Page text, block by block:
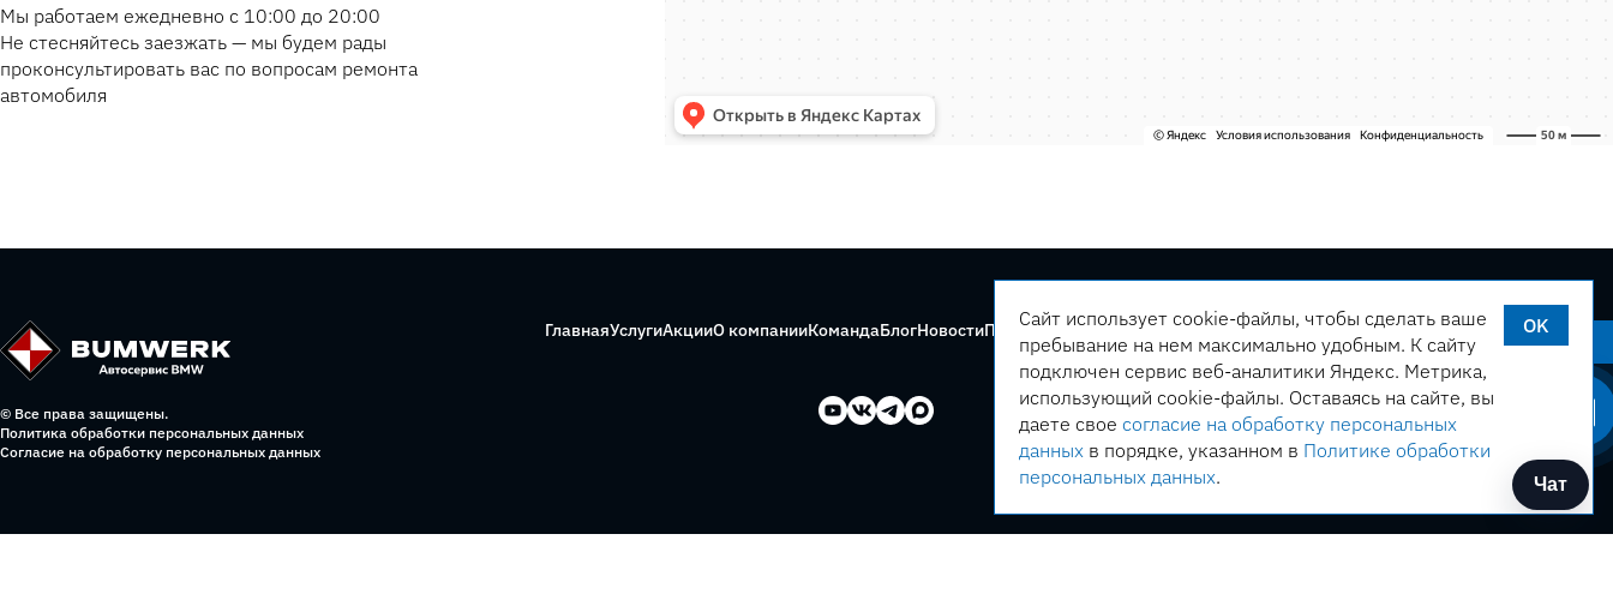
Мы работаем ежедневно с 10:00 до 20:00
Не стесняйтесь заезжать — мы будем рады
проконсультировать вас по вопросам ремонта
автомобиля
© Все права защищены.
Политика обработки персональных данных
Согласие на обработку персональных данных
Оставить заявку
ГлавнаяУслугиАкцииО компанииКомандаБлогНовостиПравила сервиса
Сайт использует cookie-файлы, чтобы сделать ваше
пребывание на нем максимально удобным. К cайту
подключен сервис веб-аналитики Яндекс. Метрика,
использующий cookie-файлы. Оставаясь на сайте, вы
даете свое согласие на обработку персональных
данных в порядке, указанном в Политике обработки
персональных данных.
OK
Чат